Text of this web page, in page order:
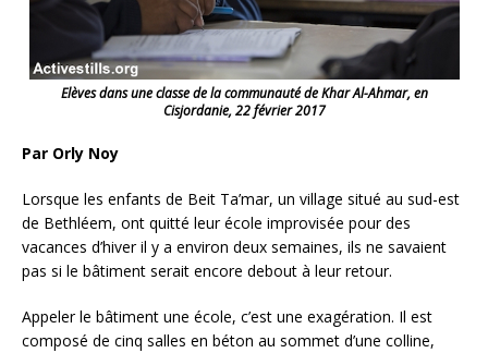
Elèves dans une classe de la communauté de Khar Al-Ahmar, en
Cisjordanie, 22 février 2017
Par Orly Noy
Lorsque les enfants de Beit Ta’mar, un village situé au sud-est
de Bethléem, ont quitté leur école improvisée pour des
vacances d’hiver il y a environ deux semaines, ils ne savaient
pas si le bâtiment serait encore debout à leur retour.
Appeler le bâtiment une école, c’est une exagération. Il est
composé de cinq salles en béton au sommet d’une colline,